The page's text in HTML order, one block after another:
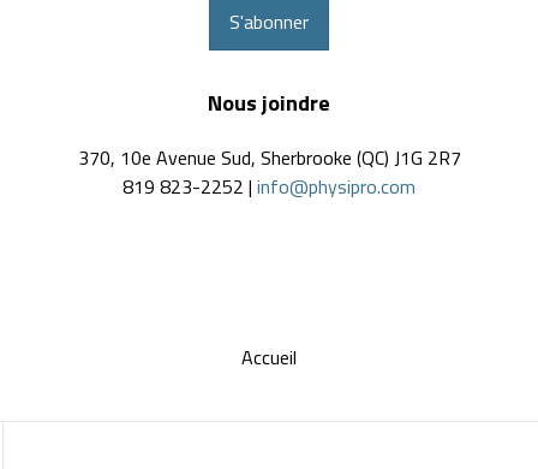
S'abonner
Nous joindre
370, 10e Avenue Sud, Sherbrooke (QC) J1G 2R7
819 823-2252 | info@physipro.com
Accueil